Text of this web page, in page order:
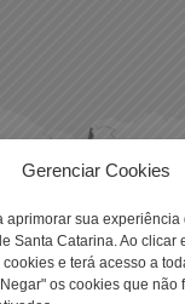
Gerenciar Cookies
aprimorar sua experiência
Santa Catarina. Ao clicar
e terá acesso a
os cookies que não